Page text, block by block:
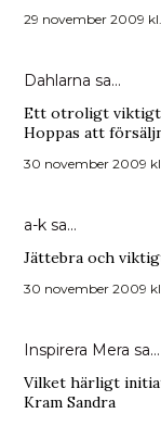
29 november 2009
Dahlarna sa…
Ett otroligt viktigt
Hoppas att
30 november 2009
a-k sa…
Jättebra och
30 november 2009
Inspirera Mera sa…
Vilket härligt
Kram Sandra